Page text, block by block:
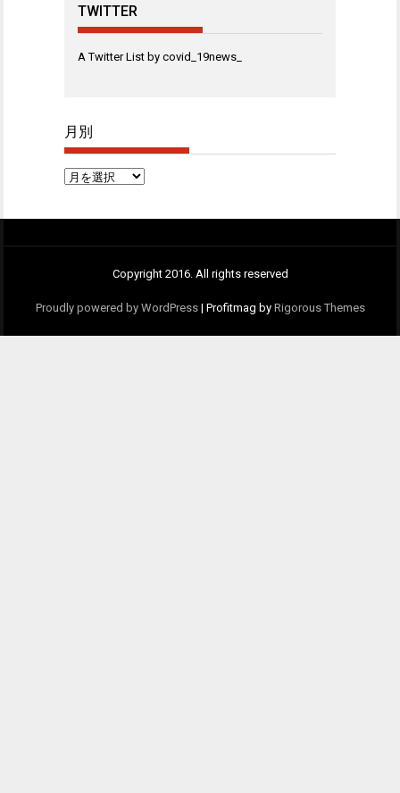
TWITTER
A Twitter List by covid_19news_
月別
月
Copyright 2016. All rights reserved
Proudly powered by WordPress | Profitmag by Rigorous Themes